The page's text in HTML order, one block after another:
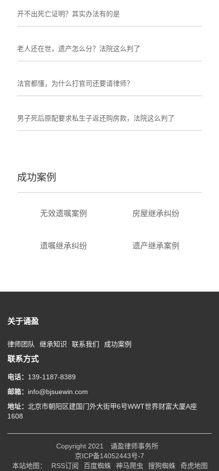
开不出死亡证明？其实办法有的是
老人还在世，遗产怎么分？法院这么判了
法官都懂，为什么打官司还要请律师？
男子死后原配要求私生子返还购房款，法院这么判了
成功案例
无效遗嘱案例 房屋继承纠纷
遗嘱继承纠纷 遗产继承案例
关于诵盈
律师团队 继承知识 联系我们 成功案例
联系方式
电话： 139-1187-8389
邮箱： info@bjsuewin.com
地址： 北京市朝阳区建国门外大街甲6号WWT世界财富大厦A座
1608
Copyright 2021
诵盈律师事务所
京ICP备14052443号-7
本站地图：
RSS订阅 百度蜘蛛 神马爬虫 搜狗蜘蛛 奇虎地图